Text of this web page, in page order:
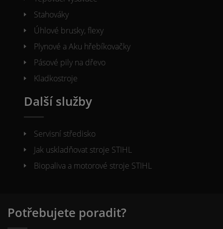
Stahováky
Úhlové brusky, flexy
Plynové a Aku hřebíkovačky
Pásové pily na dřevo
Kladkostroje
Další služby
Servisní středisko
Jak uskladňovat stroje STIHL
Biopaliva a motorové stroje STIHL
Potřebujete poradit?